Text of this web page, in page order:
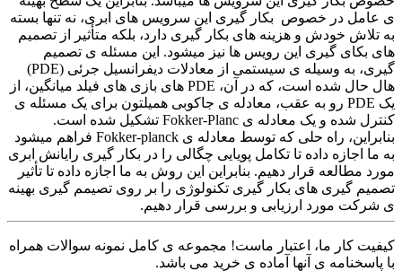
ی عامل در خصوص بکار گیری این سرویس های ابری، نه تنها بسته
به تلاش خودش و هزینه های بکار گیری دارد، بلکه متأثیر از تصمیم
های بکای گیری این رویس ها نیز میشود. این مسئله ی تصمیم
گیری، به وسیله ی سیستمی از معادلات دیفرانسیل جرئی (PDE)
هال حال شده است، که در آن، PDE های بازی های فیلد میانگین، از
یک PDE رو به عقب، معادله ی جاکوبی همیلتون برای یک مسئله ی
کنترل شده و یک معادله ی Fokker-Planc تشکیل شده است.
بنابراین، راه حلی که توسط معادله ی Fokker-planck فراهم میشود
به ما اجازه داده تا تکامل پویایی چگالی را در بکار گیری رایانش ابری
مورد مطالعه قرار دهیم. بنابراین این روش به ما اجازه داده تا تأثیر
تصمیم گیری های بکار گیری تکنولوژی را بر روی تصیمم گیری بهینه
ی شرکت مورد ارزیابی و بررسی قرار دهیم.
کیفیت کار ما، اعتبار ماست! مجموعه ی کامل نمونه سوالات همراه
با پاسخنامه ی آنها آماده ی خرید می باشد.